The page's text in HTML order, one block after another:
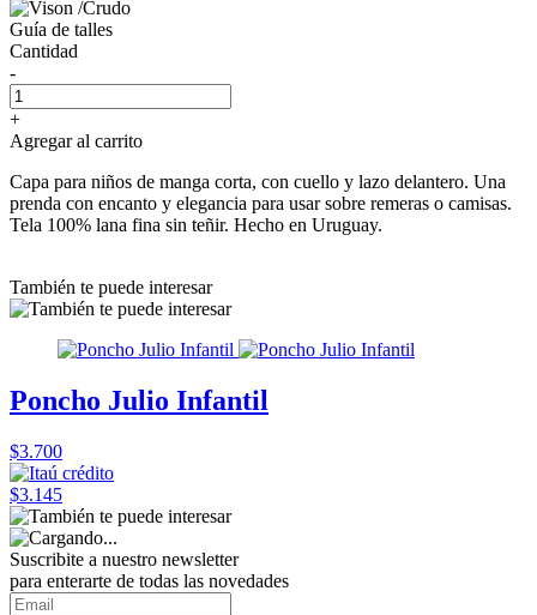
Guía de talles
Cantidad
-
+
Agregar al carrito
Capa para niños de manga corta, con cuello y lazo delantero. Una
prenda con encanto y elegancia para usar sobre remeras o camisas.
Tela 100% lana fina sin teñir. Hecho en Uruguay.
También te puede interesar
Poncho Julio Infantil
$3.700
$3.145
Suscribite a nuestro newsletter
para enterarte de todas las novedades